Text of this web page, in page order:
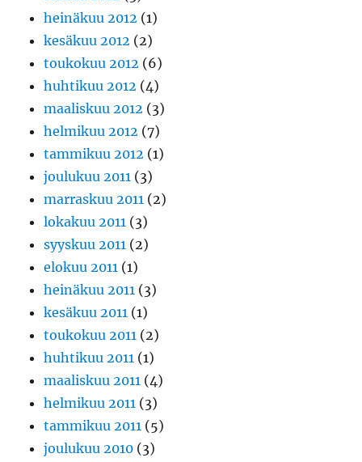
heinäkuu 2012 (1)
kesäkuu 2012 (2)
toukokuu 2012 (6)
huhtikuu 2012 (4)
maaliskuu 2012 (3)
helmikuu 2012 (7)
tammikuu 2012 (1)
joulukuu 2011 (3)
marraskuu 2011 (2)
lokakuu 2011 (3)
syyskuu 2011 (2)
elokuu 2011 (1)
heinäkuu 2011 (3)
kesäkuu 2011 (1)
toukokuu 2011 (2)
huhtikuu 2011 (1)
maaliskuu 2011 (4)
helmikuu 2011 (3)
tammikuu 2011 (5)
joulukuu 2010 (3)